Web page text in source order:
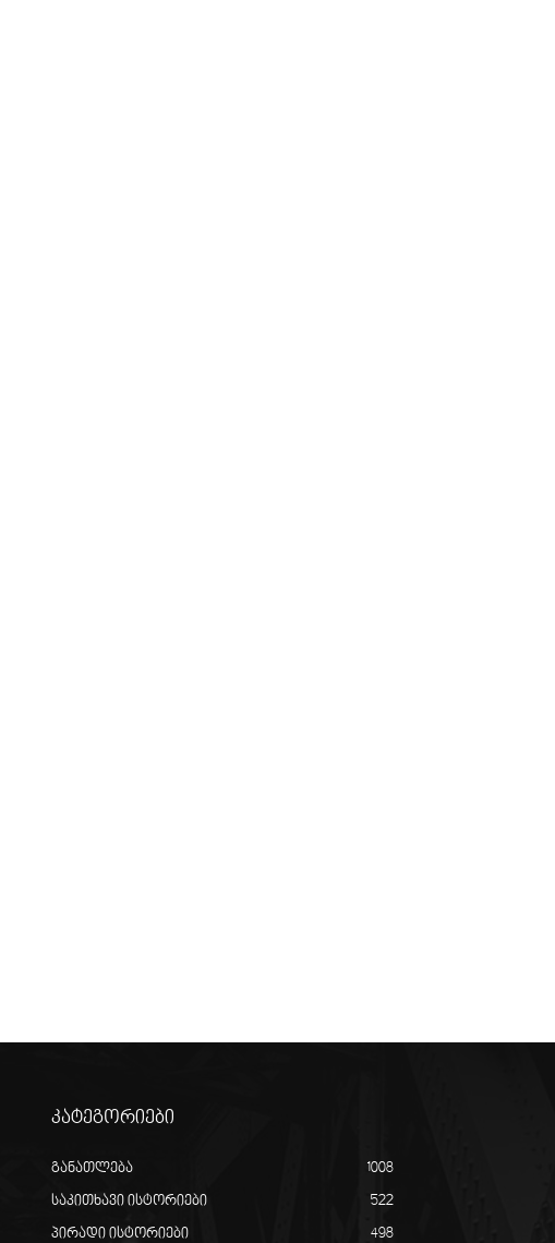
კატეგორიები
განათლება 1008
საკითხავი ისტორიები 522
პირადი ისტორიები 498